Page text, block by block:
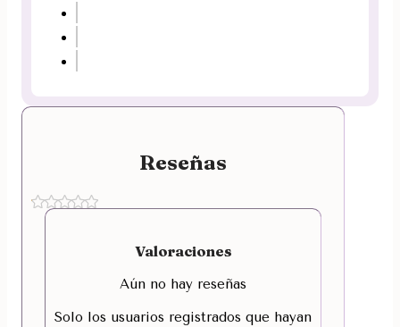
Reseñas
Valoraciones
Aún no hay reseñas
Solo los usuarios registrados que hayan